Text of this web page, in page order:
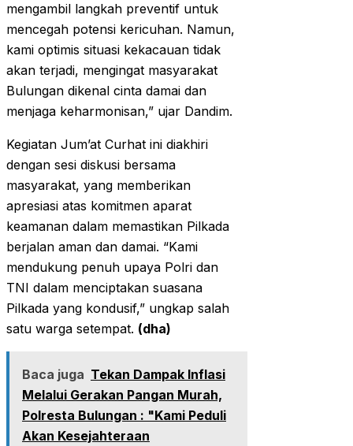
mengambil langkah preventif untuk
mencegah potensi kericuhan. Namun,
kami optimis situasi kekacauan tidak
akan terjadi, mengingat masyarakat
Bulungan dikenal cinta damai dan
menjaga keharmonisan,” ujar Dandim.
Kegiatan Jum’at Curhat ini diakhiri
dengan sesi diskusi bersama
masyarakat, yang memberikan
apresiasi atas komitmen aparat
keamanan dalam memastikan Pilkada
berjalan aman dan damai. “Kami
mendukung penuh upaya Polri dan
TNI dalam menciptakan suasana
Pilkada yang kondusif,” ungkap salah
satu warga setempat. (dha)
Baca juga Tekan Dampak Inflasi
Melalui Gerakan Pangan Murah,
Polresta Bulungan : "Kami Peduli
Akan Kesejahteraan